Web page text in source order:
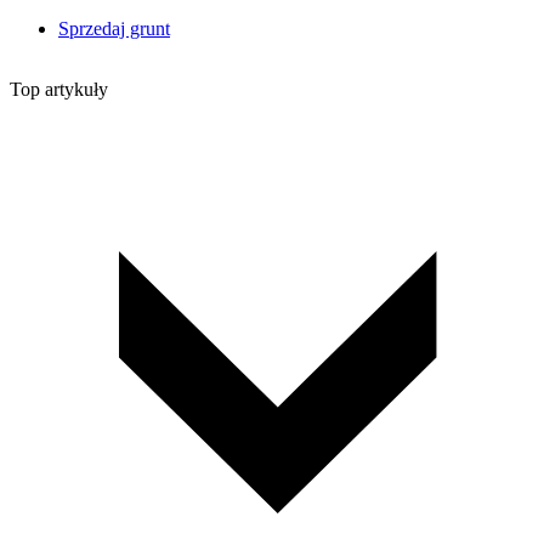
Sprzedaj grunt
Top artykuły